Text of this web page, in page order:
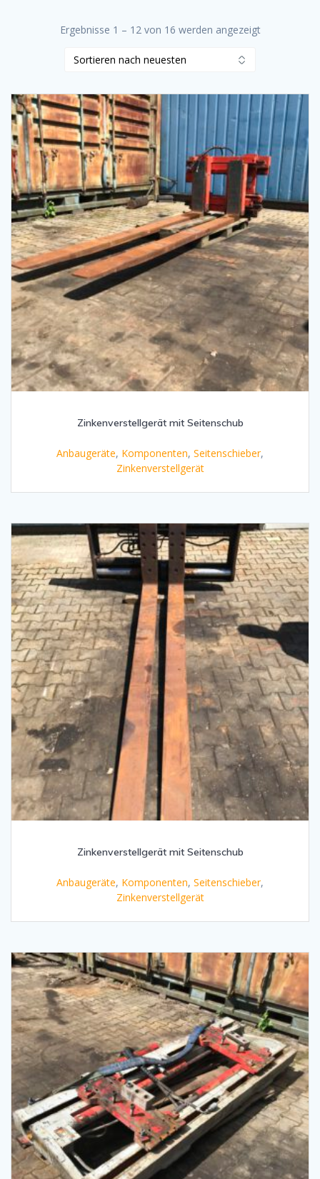
Ergebnisse 1 – 12 von 16 werden angezeigt
Zinkenverstellgerät mit Seitenschub
Anbaugeräte, Komponenten, Seitenschieber,
Zinkenverstellgerät
Zinkenverstellgerät mit Seitenschub
Anbaugeräte, Komponenten, Seitenschieber,
Zinkenverstellgerät